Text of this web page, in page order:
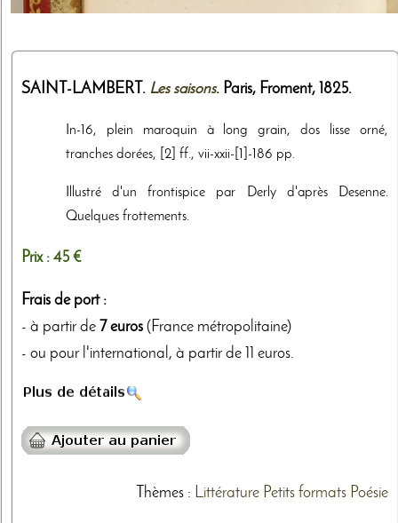
SAINT-LAMBERT. Les saisons. Paris, Froment, 1825.
In-16, plein maroquin à long grain, dos lisse orné,
tranches dorées, [2] ff., vii-xxii-[1]-186 pp.
Illustré d'un frontispice par Derly d'après Desenne.
Quelques frottements.
Prix : 45 €
Frais de port :
- à partir de 7 euros (France métropolitaine)
- ou pour l'international, à partir de 11 euros.
Thèmes: Littérature Petits formats Poésie